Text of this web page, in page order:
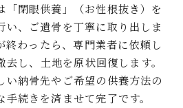
「閉眼供養」（お性根抜き）を
い、ご遺骨を丁寧に取り出しま
終わったら、専門業者に依頼し
し、土地を原状回復します。
い納骨先やご希望の供養方法の
続きを済ませて完了です。